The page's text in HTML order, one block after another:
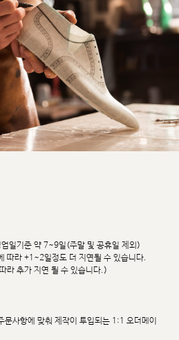
일기준 약 7~9일(주말 및 공휴일 제외)
따라 +1~2일정도 더 지연될 수 있습니다.
라 추가 지연 될 수 있습니다.)
문사항에 맞춰 제작이 투입되는 1:1 오더메이